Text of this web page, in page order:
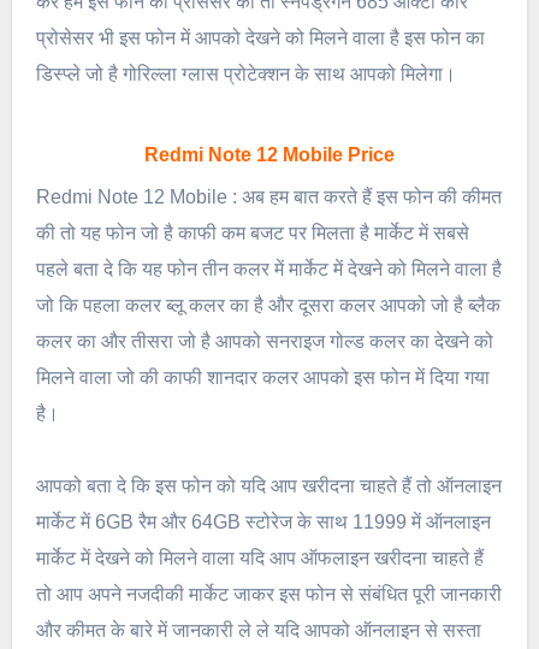
प्रोसेसर भी इस फोन में आपको देखने को मिलने वाला है इस फोन का
डिस्प्ले जो है गोरिल्ला ग्लास प्रोटेक्शन के साथ आपको मिलेगा।
Redmi Note 12 Mobile Price
Redmi Note 12 Mobile : अब हम बात करते हैं इस फोन की कीमत
की तो यह फोन जो है काफी कम बजट पर मिलता है मार्केट में सबसे
पहले बता दे कि यह फोन तीन कलर में मार्केट में देखने को मिलने वाला है
जो कि पहला कलर ब्लू कलर का है और दूसरा कलर आपको जो है ब्लैक
कलर का और तीसरा जो है आपको सनराइज गोल्ड कलर का देखने को
मिलने वाला जो की काफी शानदार कलर आपको इस फोन में दिया गया
है।
आपको बता दे कि इस फोन को यदि आप खरीदना चाहते हैं तो ऑनलाइन
मार्केट में 6GB रैम और 64GB स्टोरेज के साथ 11999 में ऑनलाइन
मार्केट में देखने को मिलने वाला यदि आप ऑफलाइन खरीदना चाहते हैं
तो आप अपने नजदीकी मार्केट जाकर इस फोन से संबंधित पूरी जानकारी
और कीमत के बारे में जानकारी ले ले यदि आपको ऑनलाइन से सस्ता